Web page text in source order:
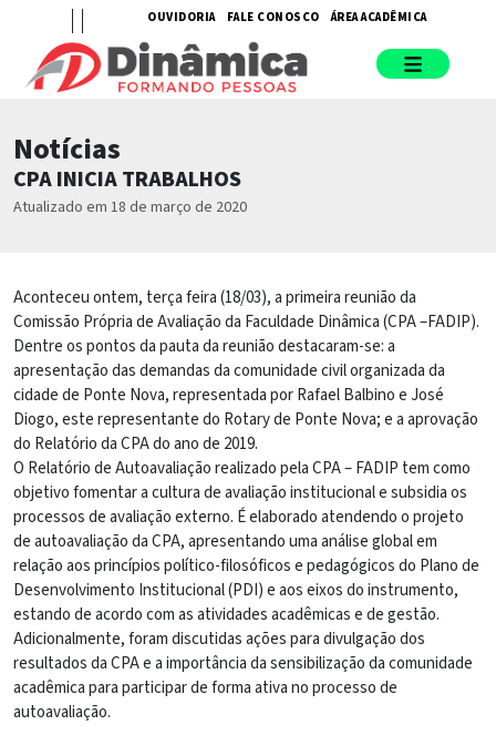
OUVIDORIA FALE CONOSCO ÁREA ACADÊMICA
Notícias
CPA INICIA TRABALHOS
Atualizado em 18 de março de 2020
Aconteceu ontem, terça feira (18/03), a primeira reunião da
Comissão Própria de Avaliação da Faculdade Dinâmica (CPA –FADIP).
Dentre os pontos da pauta da reunião destacaram-se: a
apresentação das demandas da comunidade civil organizada da
cidade de Ponte Nova, representada por Rafael Balbino e José
Diogo, este representante do Rotary de Ponte Nova; e a aprovação
do Relatório da CPA do ano de 2019.
O Relatório de Autoavaliação realizado pela CPA – FADIP tem como
objetivo fomentar a cultura de avaliação institucional e subsidia os
processos de avaliação externo. É elaborado atendendo o projeto
de autoavaliação da CPA, apresentando uma análise global em
relação aos princípios político-filosóficos e pedagógicos do Plano de
Desenvolvimento Institucional (PDI) e aos eixos do instrumento,
estando de acordo com as atividades acadêmicas e de gestão.
Adicionalmente, foram discutidas ações para divulgação dos
resultados da CPA e a importância da sensibilização da comunidade
acadêmica para participar de forma ativa no processo de
autoavaliação.